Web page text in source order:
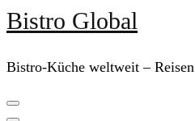
Bistro Global
Bistro-Küche weltweit – Reisen